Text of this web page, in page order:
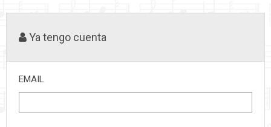
Ya tengo cuenta
EMAIL